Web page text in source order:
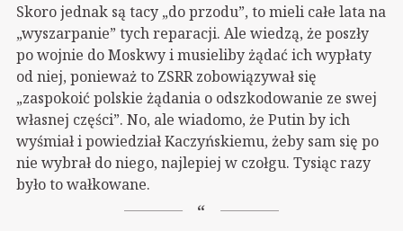
Skoro jednak są tacy „do przodu”, to mieli całe lata na
„wyszarpanie” tych reparacji. Ale wiedzą, że poszły
po wojnie do Moskwy i musieliby żądać ich wypłaty
od niej, ponieważ to ZSRR zobowiązywał się
„zaspokoić polskie żądania o odszkodowanie ze swej
własnej części”. No, ale wiadomo, że Putin by ich
wyśmiał i powiedział Kaczyńskiemu, żeby sam się po
nie wybrał do niego, najlepiej w czołgu. Tysiąc razy
było to wałkowane.